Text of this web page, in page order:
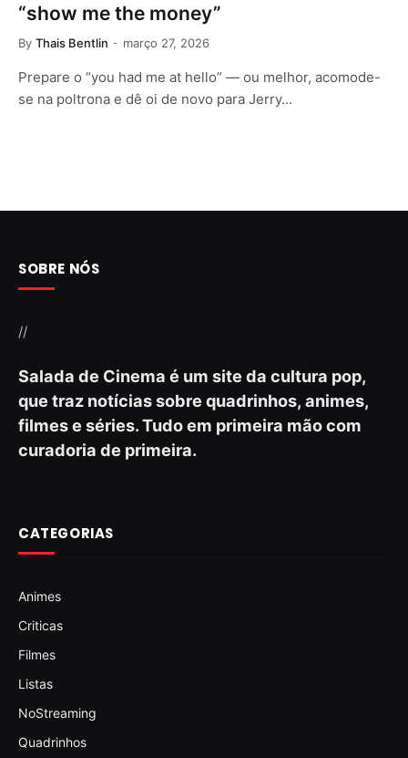
“show me the money”
By Thais Bentlin março 27, 2026
Prepare o “you had me at hello” — ou melhor, acomode-
se na poltrona e dê oi de novo para Jerry…
SOBRE NÓS
//
Salada de Cinema é um site da cultura pop,
que traz notícias sobre quadrinhos, animes,
filmes e séries. Tudo em primeira mão com
curadoria de primeira.
CATEGORIAS
Animes
Criticas
Filmes
Listas
NoStreaming
Quadrinhos